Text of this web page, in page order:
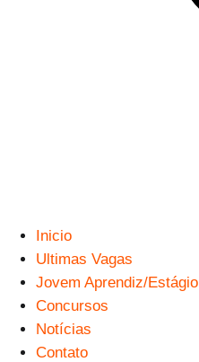
Inicio
Ultimas Vagas
Jovem Aprendiz/Estágio
Concursos
Notícias
Contato